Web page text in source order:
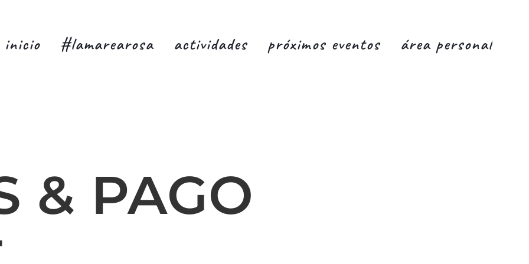
inicio #lamarearosa actividades próximos eventos área personal
& PAGO